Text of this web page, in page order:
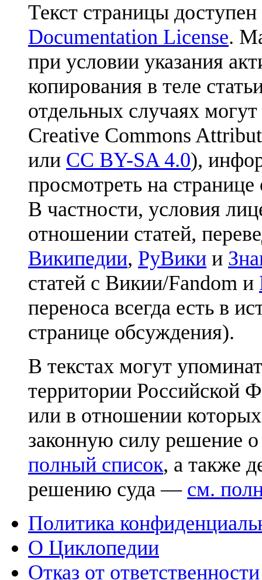
Текст страницы
Documentation License.
при условии указания
копирования в теле
отдельных случаях
Creative Commons
или CC BY-SA 4.0),
просмотреть на
В частности, условия
отношении статей,
Википедии, РуВики и
статей с Викии/Fandom и
переноса всегда есть в
странице обсуждения).
В текстах могут
территории Российской
или в отношении
законную силу решение
полный список, а также
решению суда — см.
Политика
О Циклопедии
Отказ от ответственности